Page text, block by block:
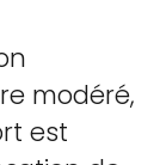
modéré,
est